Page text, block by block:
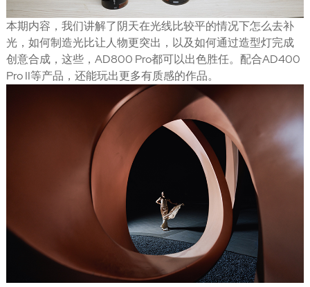
本期内容，我们讲解了阴天在光线比较平的情况下怎么去补
光，如何制造光比让人物更突出，以及如何通过造型灯完成
创意合成，这些，AD800 Pro都可以出色胜任。配合AD400
Pro II等产品，还能玩出更多有质感的作品。